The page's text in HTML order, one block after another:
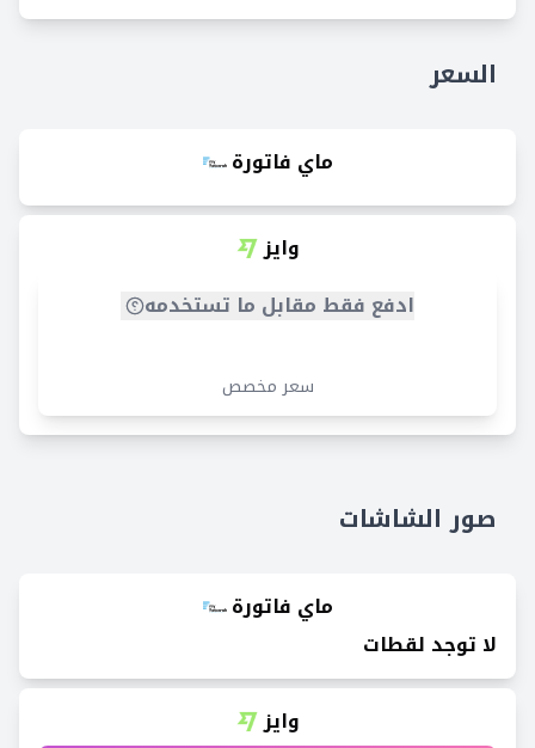
السعر
ماي فاتورة
وايز
ادفع فقط مقابل ما تستخدمه
سعر مخصص
صور الشاشات
ماي فاتورة
لا توجد لقطات
وايز